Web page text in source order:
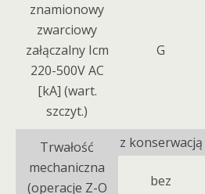
znamionowy
zwarciowy
załączalny Icm
220-500V AC
[kA] (wart.
szczyt.)
G
Trwałość
mechaniczna
(operacje Z-O
z konserwacją
bez